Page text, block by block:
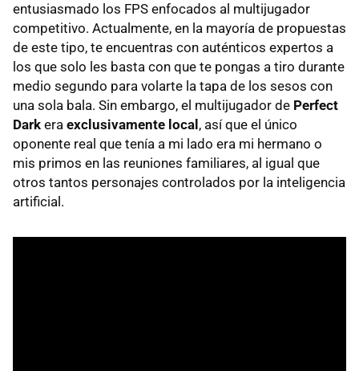
entusiasmado los FPS enfocados al multijugador
competitivo. Actualmente, en la mayoría de propuestas
de este tipo, te encuentras con auténticos expertos a
los que solo les basta con que te pongas a tiro durante
medio segundo para volarte la tapa de los sesos con
una sola bala. Sin embargo, el multijugador de Perfect
Dark era exclusivamente local , así que el único
oponente real que tenía a mi lado era mi hermano o
mis primos en las reuniones familiares, al igual que
otros tantos personajes controlados por la inteligencia
artificial.